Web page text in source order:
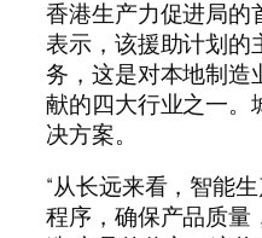
香港生产力促进局的
表示，该援助计划的
务，这是对本地制造
献的四大行业之一。
决方案。
“从长远来看，智能
程序，确保产品质量